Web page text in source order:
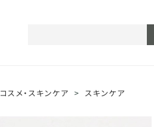
コスメ・スキンケア > スキンケア